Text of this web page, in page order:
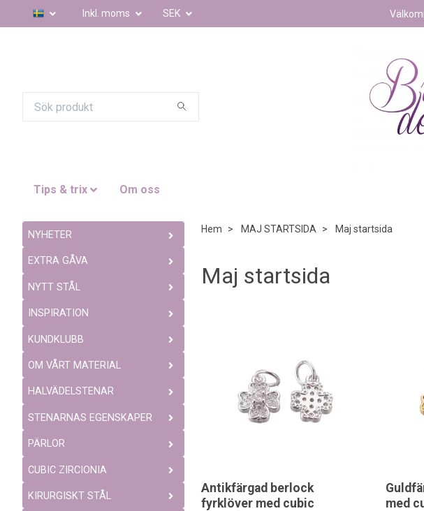
Inkl. moms SEK
Tips & trix Om oss
NYHETER
EXTRA GÅVA
NYTT STÅL
INSPIRATION
KUNDKLUBB
OM VÅRT MATERIAL
HALVÄDELSTENAR
STENARNAS EGENSKAPER
PÄRLOR
CUBIC ZIRCIONIA
KIRURGISKT STÅL
Hem MAJ STARTSIDA Maj startsida
Maj startsida
Antikfärgad berlock
fyrklöver med cubic
med